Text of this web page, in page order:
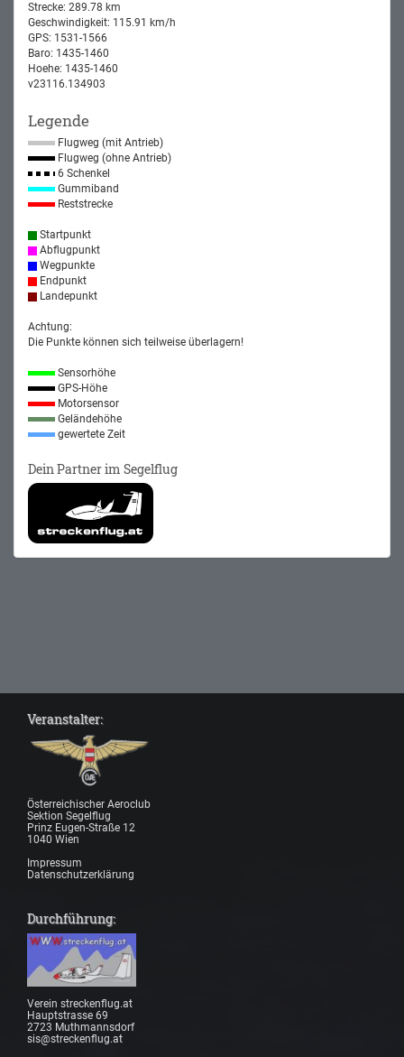
Strecke: 289.78 km
Geschwindigkeit: 115.91 km/h
GPS: 1531-1566
Baro: 1435-1460
Hoehe: 1435-1460
v23116.134903
Legende
Flugweg (mit Antrieb)
Flugweg (ohne Antrieb)
6 Schenkel
Gummiband
Reststrecke
Startpunkt
Abflugpunkt
Wegpunkte
Endpunkt
Landepunkt
Achtung:
Die Punkte können sich teilweise überlagern!
Sensorhöhe
GPS-Höhe
Motorsensor
Geländehöhe
gewertete Zeit
Dein Partner im Segelflug
Veranstalter:
Österreichischer Aeroclub
Sektion Segelflug
Prinz Eugen-Straße 12
1040 Wien
Impressum
Datenschutzerklärung
Durchführung:
Verein streckenflug.at
Hauptstrasse 69
2723 Muthmannsdorf
sis@streckenflug.at